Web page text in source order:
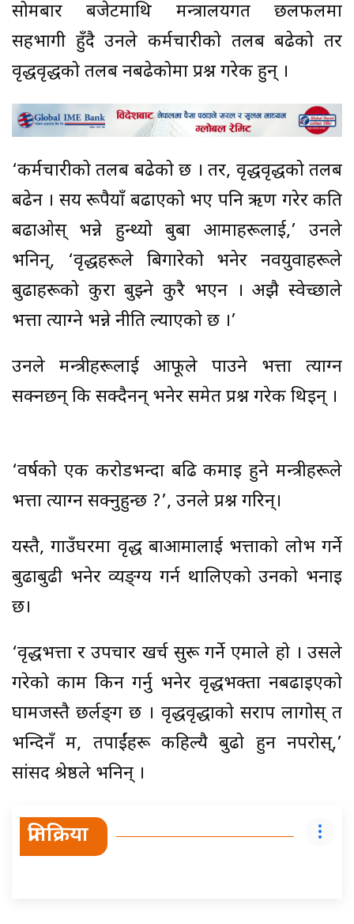
सोमबार बजेटमाथि मन्त्रालयगत छलफलमा
सहभागी हुँदै उनले कर्मचारीको तलब बढेको तर
वृद्धवृद्धको तलब नबढेकोमा प्रश्न गरेकी हुन् ।
‘कर्मचारीको तलब बढेको छ । तर, वृद्धवृद्धको तलब
बढेन । सय रूपैयाँ बढाएको भए पनि ऋण गरेर कति
बढाओस् भन्ने हुन्थ्यो बुबा आमाहरूलाई,’ उनले
भनिन्, ‘वृद्धहरूले बिगारेको भनेर नवयुवाहरूले
बुढाहरूको कुरा बुझ्ने कुरै भएन । अझै स्वेच्छाले
भत्ता त्याग्ने भन्ने नीति ल्याएको छ ।’
उनले मन्त्रीहरूलाई आफूले पाउने भत्ता त्याग्न
सक्नछन् कि सक्दैनन् भनेर समेत प्रश्न गरेकी थिइन् ।
‘वर्षको एक करोडभन्दा बढि कमाइ हुने मन्त्रीहरूले
भत्ता त्याग्न सक्नुहुन्छ ?’, उनले प्रश्न गरिन्।
यस्तै, गाउँघरमा वृद्ध बाआमालाई भत्ताको लोभ गर्ने
बुढाबुढी भनेर व्यङ्ग्य गर्न थालिएको उनको भनाइ
छ।
‘वृद्धभत्ता र उपचार खर्च सुरू गर्ने एमाले हो । उसले
गरेको काम किन गर्नु भनेर वृद्धभक्ता नबढाइएको
घामजस्तै छर्लङ्‌ग छ । वृद्धवृद्धाको सराप लागोस् त
भन्दिनँ म, तपाईंहरू कहिल्यै बुढो हुन नपरोस्,’
सांसद श्रेष्ठले भनिन् ।
प्रतिक्रिया